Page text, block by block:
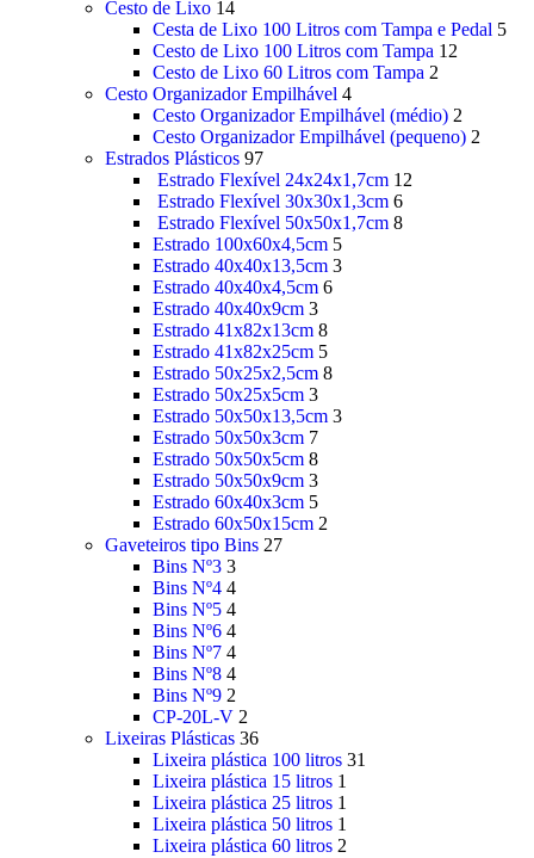
Cesto de Lixo 14
Cesta de Lixo 100 Litros com Tampa e Pedal 5
Cesto de Lixo 100 Litros com Tampa 12
Cesto de Lixo 60 Litros com Tampa 2
Cesto Organizador Empilhável 4
Cesto Organizador Empilhável (médio) 2
Cesto Organizador Empilhável (pequeno) 2
Estrados Plásticos 97
Estrado Flexível 24x24x1,7cm 12
Estrado Flexível 30x30x1,3cm 6
Estrado Flexível 50x50x1,7cm 8
Estrado 100x60x4,5cm 5
Estrado 40x40x13,5cm 3
Estrado 40x40x4,5cm 6
Estrado 40x40x9cm 3
Estrado 41x82x13cm 8
Estrado 41x82x25cm 5
Estrado 50x25x2,5cm 8
Estrado 50x25x5cm 3
Estrado 50x50x13,5cm 3
Estrado 50x50x3cm 7
Estrado 50x50x5cm 8
Estrado 50x50x9cm 3
Estrado 60x40x3cm 5
Estrado 60x50x15cm 2
Gaveteiros tipo Bins 27
Bins Nº3 3
Bins Nº4 4
Bins Nº5 4
Bins Nº6 4
Bins Nº7 4
Bins Nº8 4
Bins Nº9 2
CP-20L-V 2
Lixeiras Plásticas 36
Lixeira plástica 100 litros 31
Lixeira plástica 15 litros 1
Lixeira plástica 25 litros 1
Lixeira plástica 50 litros 1
Lixeira plástica 60 litros 2